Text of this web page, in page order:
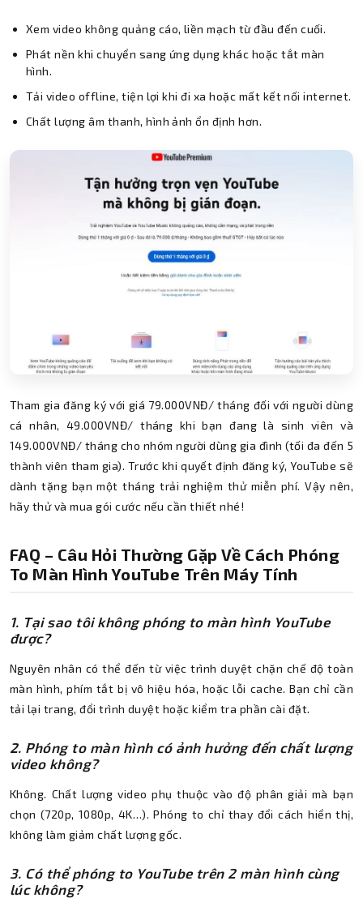
Xem video không quảng cáo, liền mạch từ đầu đến cuối.
Phát nền khi chuyển sang ứng dụng khác hoặc tắt màn
hình.
Tải video offline, tiện lợi khi đi xa hoặc mất kết nối internet.
Chất lượng âm thanh, hình ảnh ổn định hơn.
Tham gia đăng ký với giá 79.000VNĐ/ tháng đối với người dùng
cá nhân, 49.000VNĐ/ tháng khi bạn đang là sinh viên và
149.000VNĐ/ tháng cho nhóm người dùng gia đình (tối đa đến 5
thành viên tham gia). Trước khi quyết định đăng ký, YouTube sẽ
dành tặng bạn một tháng trải nghiệm thử miễn phí. Vậy nên,
hãy thử và mua gói cước nếu cần thiết nhé!
FAQ – Câu Hỏi Thường Gặp Về Cách Phóng
To Màn Hình YouTube Trên Máy Tính
1. Tại sao tôi không phóng to màn hình YouTube
được?
Nguyên nhân có thể đến từ việc trình duyệt chặn chế độ toàn
màn hình, phím tắt bị vô hiệu hóa, hoặc lỗi cache. Bạn chỉ cần
tải lại trang, đổi trình duyệt hoặc kiểm tra phần cài đặt.
2. Phóng to màn hình có ảnh hưởng đến chất lượng
video không?
Không. Chất lượng video phụ thuộc vào độ phân giải mà bạn
chọn (720p, 1080p, 4K…). Phóng to chỉ thay đổi cách hiển thị,
không làm giảm chất lượng gốc.
3. Có thể phóng to YouTube trên 2 màn hình cùng
lúc không?